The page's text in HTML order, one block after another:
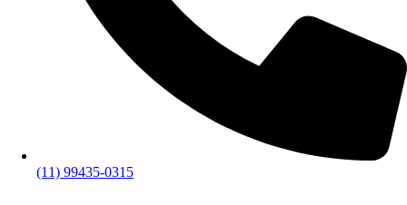
(11) 99435-0315